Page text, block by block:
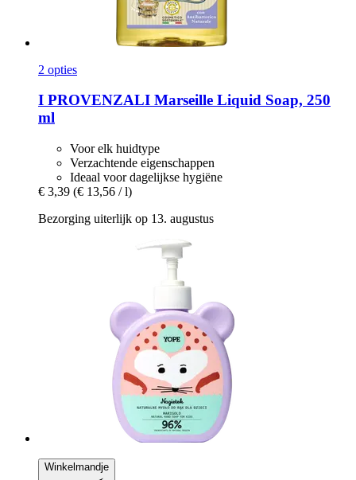
2 opties
I PROVENZALI Marseille Liquid Soap, 250
ml
Voor elk huidtype
Verzachtende eigenschappen
Ideaal voor dagelijkse hygiëne
€ 3,39 (€ 13,56 / l)
Bezorging uiterlijk op 13. augustus
Winkelmandje